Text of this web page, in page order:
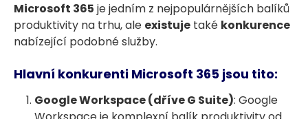
Microsoft 365 je jedním z nejpopulárnějších balíků
produktivity na trhu, ale existuje také konkurence
nabízející podobné služby.
Hlavní konkurenti Microsoft 365 jsou tito:
Google Workspace (dříve G Suite): Google